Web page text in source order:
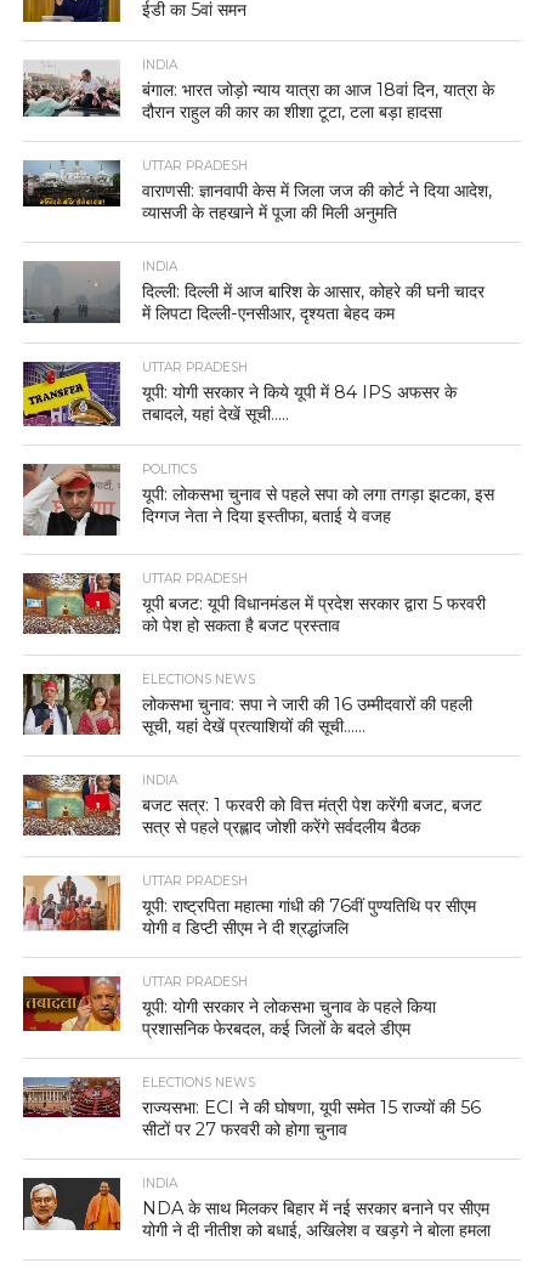
ईडी का 5वां समन
INDIA
बंगाल: भारत जोड़ो न्याय यात्रा का आज 18वां दिन, यात्रा के
दौरान राहुल की कार का शीशा टूटा, टला बड़ा हादसा
UTTAR PRADESH
वाराणसी: ज्ञानवापी केस में जिला जज की कोर्ट ने दिया आदेश,
व्यासजी के तहखाने में पूजा की मिली अनुमति
INDIA
दिल्ली: दिल्ली में आज बारिश के आसार, कोहरे की घनी चादर
में लिपटा दिल्ली-एनसीआर, दृश्यता बेहद कम
UTTAR PRADESH
यूपी: योगी सरकार ने किये यूपी में 84 IPS अफसर के
तबादले, यहां देखें सूची…..
POLITICS
यूपी: लोकसभा चुनाव से पहले सपा को लगा तगड़ा झटका, इस
दिग्गज नेता ने दिया इस्तीफा, बताई ये वजह
UTTAR PRADESH
यूपी बजट: यूपी विधानमंडल में प्रदेश सरकार द्वारा 5 फरवरी
को पेश हो सकता है बजट प्रस्ताव
ELECTIONS NEWS
लोकसभा चुनाव: सपा ने जारी की 16 उम्मीदवारों की पहली
सूची, यहां देखें प्रत्याशियों की सूची……
INDIA
बजट सत्र: 1 फरवरी को वित्त मंत्री पेश करेंगी बजट, बजट
सत्र से पहले प्रह्लाद जोशी करेंगे सर्वदलीय बैठक
UTTAR PRADESH
यूपी: राष्ट्रपिता महात्मा गांधी की 76वीं पुण्यतिथि पर सीएम
योगी व डिप्टी सीएम ने दी श्रद्धांजलि
UTTAR PRADESH
यूपी: योगी सरकार ने लोकसभा चुनाव के पहले किया
प्रशासनिक फेरबदल, कई जिलों के बदले डीएम
ELECTIONS NEWS
राज्यसभा: ECI ने की घोषणा, यूपी समेत 15 राज्यों की 56
सीटों पर 27 फरवरी को होगा चुनाव
INDIA
NDA के साथ मिलकर बिहार में नई सरकार बनाने पर सीएम
योगी ने दी नीतीश को बधाई, अखिलेश व खड़गे ने बोला हमला